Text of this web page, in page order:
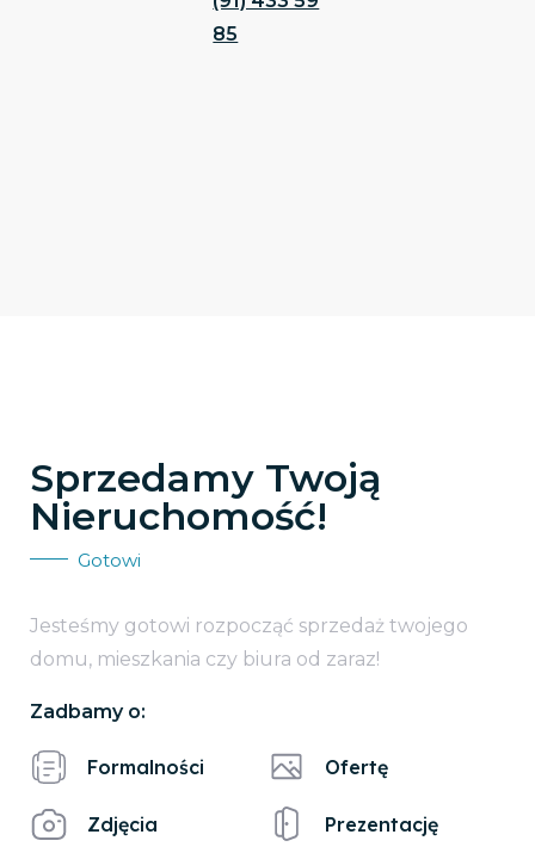
85
Sprzedamy Twoją
Nieruchomość!
Gotowi
Jesteśmy gotowi rozpocząć sprzedaż twojego
domu, mieszkania czy biura od zaraz!
Zadbamy o:
Formalności
Zdjęcia
Ofertę
Prezentację